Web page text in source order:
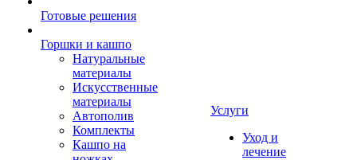
Готовые решения
Горшки и кашпо
Натуральные
материалы
Искусственные
материалы
Автополив
Комплекты
Кашпо на
Услуги
Уход и
лечение